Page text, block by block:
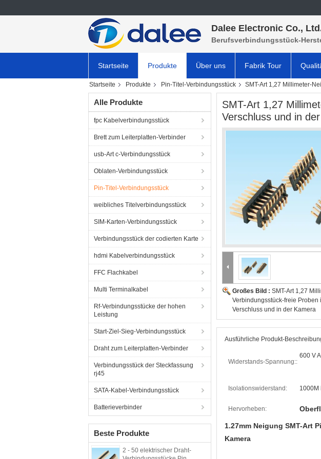
Dalee Electronic Co.,
Berufsverbindungsstück-
Startseite Produkte Über uns Fabrik Tour
Startseite Produkte Pin-Titel-Verbindungsstück SMT-Art 1,27 Millimeter-
Alle Produkte
fpc Kabelverbindungsstück
Brett zum Leiterplatten-Verbinder
usb-Art c-Verbindungsstück
Oblaten-Verbindungsstück
Pin-Titel-Verbindungsstück
weibliches Titelverbindungsstück
SIM-Karten-Verbindungsstück
Verbindungsstück der codierten Karte
hdmi Kabelverbindungsstück
FFC Flachkabel
Multi Terminalkabel
Rf-Verbindungsstücke der hohen
Leistung
Start-Ziel-Sieg-Verbindungsstück
Draht zum Leiterplatten-Verbinder
Verbindungsstück der Steckfassung
rj45
SATA-Kabel-Verbindungsstück
Batterieverbinder
Beste Produkte
2 - 50 elektrischer Draht-
SMT-Art 1,27
Verschluss und in
Großes Bild : SMT-Art 1,27
Verbindungsstück-freie Proben
Verschluss und in der Kamera
Ausführliche Produkt-
Widerstands-Spannung::
600 V
Isolationswiderstand: 1000M
Hervorheben:
1.27mm Neigung SMT-Art
Kamera